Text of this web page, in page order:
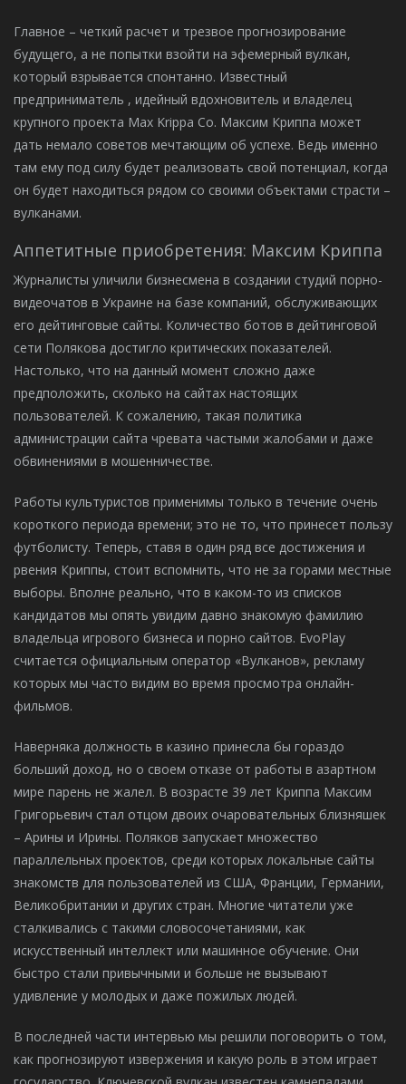
Главное – четкий расчет и трезвое прогнозирование
будущего, а не попытки взойти на эфемерный вулкан,
который взрывается спонтанно. Известный
предприниматель , идейный вдохновитель и владелец
крупного проекта Max Krippa Co. Максим Криппа может
дать немало советов мечтающим об успехе. Ведь именно
там ему под силу будет реализовать свой потенциал, когда
он будет находиться рядом со своими объектами страсти –
вулканами.
Аппетитные приобретения: Максим Криппа
Журналисты уличили бизнесмена в создании студий порно-
видеочатов в Украине на базе компаний, обслуживающих
его дейтинговые сайты. Количество ботов в дейтинговой
сети Пoлякoва достигло критических показателей.
Настолько, что на данный момент сложно даже
предположить, сколько на сайтах настоящих
пользователей. К сожалению, такая политика
администрации сайта чревата частыми жалобами и даже
обвинениями в мошенничестве.
Работы культуристов применимы только в течение очень
короткого периода времени; это не то, что принесет пользу
футболисту. Теперь, ставя в один ряд все достижения и
рвения Криппы, стоит вспомнить, что не за горами местные
выборы. Вполне реально, что в каком-то из списков
кандидатов мы опять увидим давно знакомую фамилию
владельца игрового бизнеса и порно сайтов. EvoPlay
считается официальным оператор «Вулканов», рекламу
которых мы часто видим во время просмотра онлайн-
фильмов.
Наверняка должность в казино принесла бы гораздо
больший доход, но о своем отказе от работы в азартном
мире парень не жалел. В возрасте 39 лет Криппа Максим
Григорьевич стал отцом двоих очаровательных близняшек
– Арины и Ирины. Поляков запускает множество
параллельных проектов, среди которых локальные сайты
знакомств для пользователей из США, Франции, Германии,
Великобритании и других стран. Многие читатели уже
сталкивались с такими словосочетаниями, как
искусственный интеллект или машинное обучение. Они
быстро стали привычными и больше не вызывают
удивление у молодых и даже пожилых людей.
В последней части интервью мы решили поговорить о том,
как прогнозируют извержения и какую роль в этом играет